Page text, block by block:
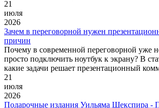
21
июля
2026
Зачем в переговорной нужен
причин
Почему в современной переговорной уже
просто подключить ноутбук к экрану? В
какие задачи решает презентационный
21
июля
2026
Подарочные издания Уильяма Шекспира -